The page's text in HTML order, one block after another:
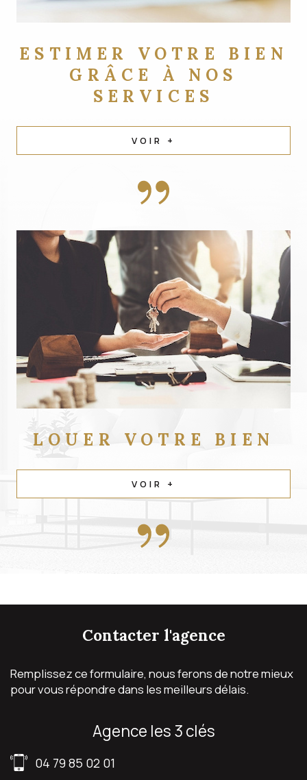
ESTIMER VOTRE BIEN
GRÂCE À NOS
SERVICES
VOIR +
LOUER VOTRE BIEN
VOIR +
contacter l'agence
Remplissez ce formulaire, nous ferons de notre mieux
pour vous répondre dans les meilleurs délais.
agence les 3 clés
04 79 85 02 01